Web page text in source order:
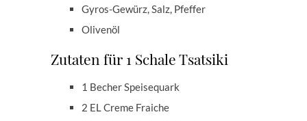
Gyros-Gewürz, Salz, Pfeffer
Olivenöl
Zutaten für 1 Schale Tsatsiki
1 Becher Speisequark
2 EL Creme Fraiche